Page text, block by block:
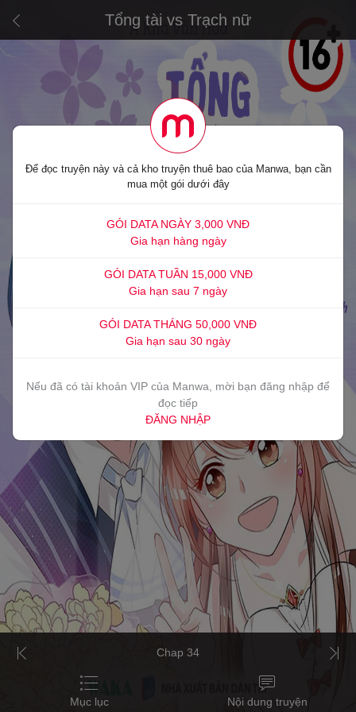
Tổng tài vs Trạch nữ
Chap 34
Mục lục Nội dung truyện
Để đọc truyện này và cả kho truyện thuê bao của Manwa, bạn cần
mua một gói dưới đây
GÓI DATA NGÀY 3,000 VNĐ
Gia hạn hàng ngày
GÓI DATA TUẦN 15,000 VNĐ
Gia hạn sau 7 ngày
GÓI DATA THÁNG 50,000 VNĐ
Gia hạn sau 30 ngày
Nếu đã có tài khoản VIP của Manwa, mời bạn đăng nhập để
đọc tiếp
ĐĂNG NHẬP